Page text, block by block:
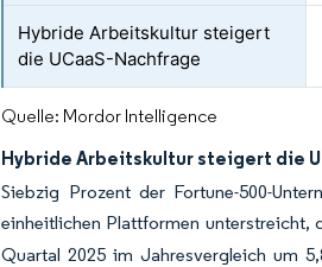
Hybride Arbeitskultur steigert
die UCaaS-Nachfrage
Quelle: Mordor Intelligence
Hybride Arbeitskultur steigert die
Siebzig Prozent der Fortune-500-
einheitlichen Plattformen unterstreicht,
Quartal 2025 im Jahresvergleich um